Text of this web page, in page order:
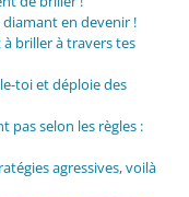
diamant en devenir !
briller à travers tes
toi et déploie des
pas selon les règles :
agressives, voilà